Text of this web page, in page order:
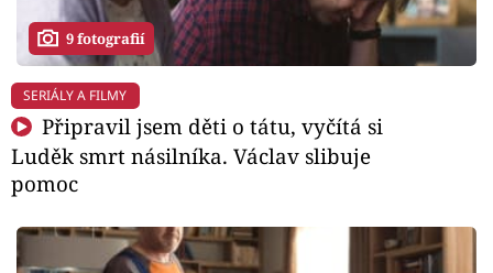
Sledujte nás
9 fotografií
SERIÁLY A FILMY
Připravil jsem děti o tátu, vyčítá si
Luděk smrt násilníka. Václav slibuje
pomoc